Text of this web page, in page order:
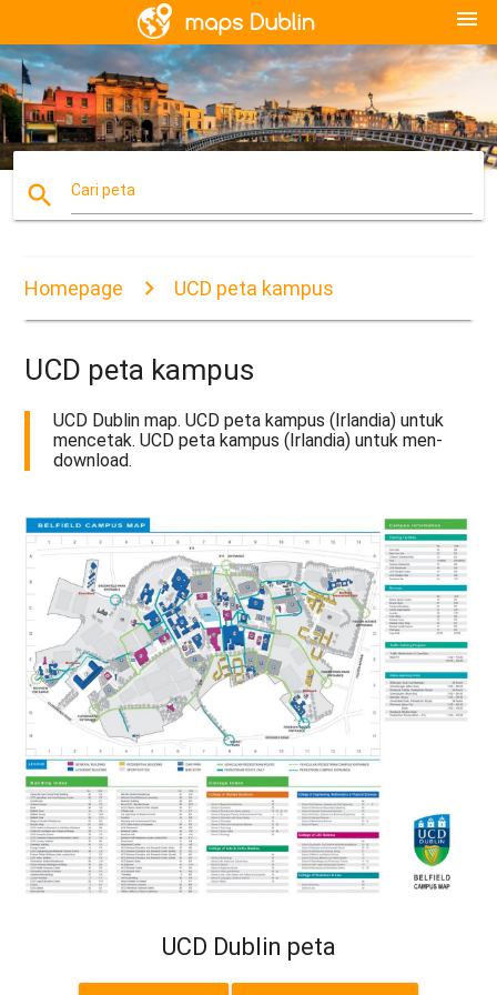
menu
search Cari peta
Homepage UCD peta kampus
UCD peta kampus
UCD Dublin map. UCD peta kampus (Irlandia) untuk
mencetak. UCD peta kampus (Irlandia) untuk men-
download.
UCD Dublin peta